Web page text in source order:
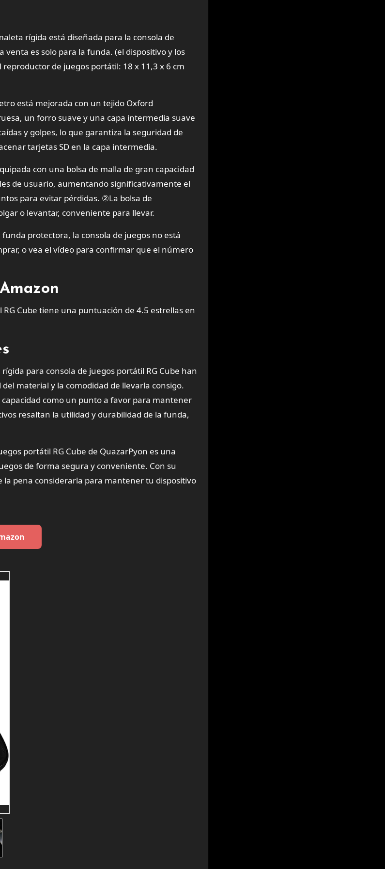
rígida está diseñada para la consola de
es solo para la funda. (el dispositivo y los
de juegos portátil: 18 x 11,3 x 6 cm
está mejorada con un tejido Oxford
un forro suave y una capa intermedia suave
y golpes, lo que garantiza la seguridad de
tarjetas SD en la capa intermedia.
con una bolsa de malla de gran capacidad
de usuario, aumentando significativamente el
para evitar pérdidas. ②La bolsa de
o levantar, conveniente para llevar.
funda protectora, la consola de juegos no está
o vea el vídeo para confirmar que el número
Cube tiene una puntuación de 4.5 estrellas en
para consola de juegos portátil RG Cube han
material y la comodidad de llevarla consigo.
como un punto a favor para mantener
resaltan la utilidad y durabilidad de la funda,
portátil RG Cube de QuazarPyon es una
de forma segura y conveniente. Con su
pena considerarla para mantener tu dispositivo